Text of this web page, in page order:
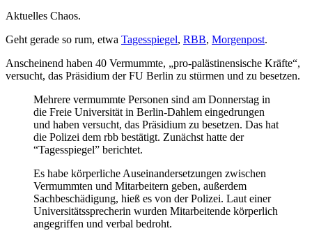
Aktuelles Chaos.
Geht gerade so rum, etwa Tagesspiegel, RBB, Morgenpost.
Anscheinend haben 40 Vermummte, „pro-palästinensische Kräfte“,
versucht, das Präsidium der FU Berlin zu stürmen und zu besetzen.
Mehrere vermummte Personen sind am Donnerstag in
die Freie Universität in Berlin-Dahlem eingedrungen
und haben versucht, das Präsidium zu besetzen. Das hat
die Polizei dem rbb bestätigt. Zunächst hatte der
“Tagesspiegel” berichtet.
Es habe körperliche Auseinandersetzungen zwischen
Vermummten und Mitarbeitern geben, außerdem
Sachbeschädigung, hieß es von der Polizei. Laut einer
Universitätssprecherin wurden Mitarbeitende körperlich
angegriffen und verbal bedroht.